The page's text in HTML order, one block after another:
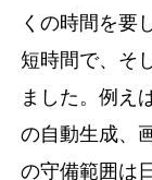
くの時間を要
短時間で、そ
ました。例え
の自動生成、
の守備範囲は